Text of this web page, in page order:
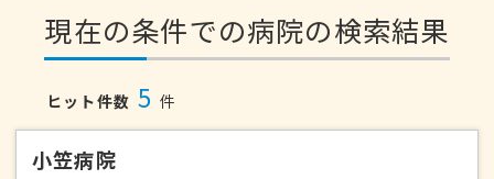
現在の条件での病院の検索結果
ヒット件数 5 件
小笠病院